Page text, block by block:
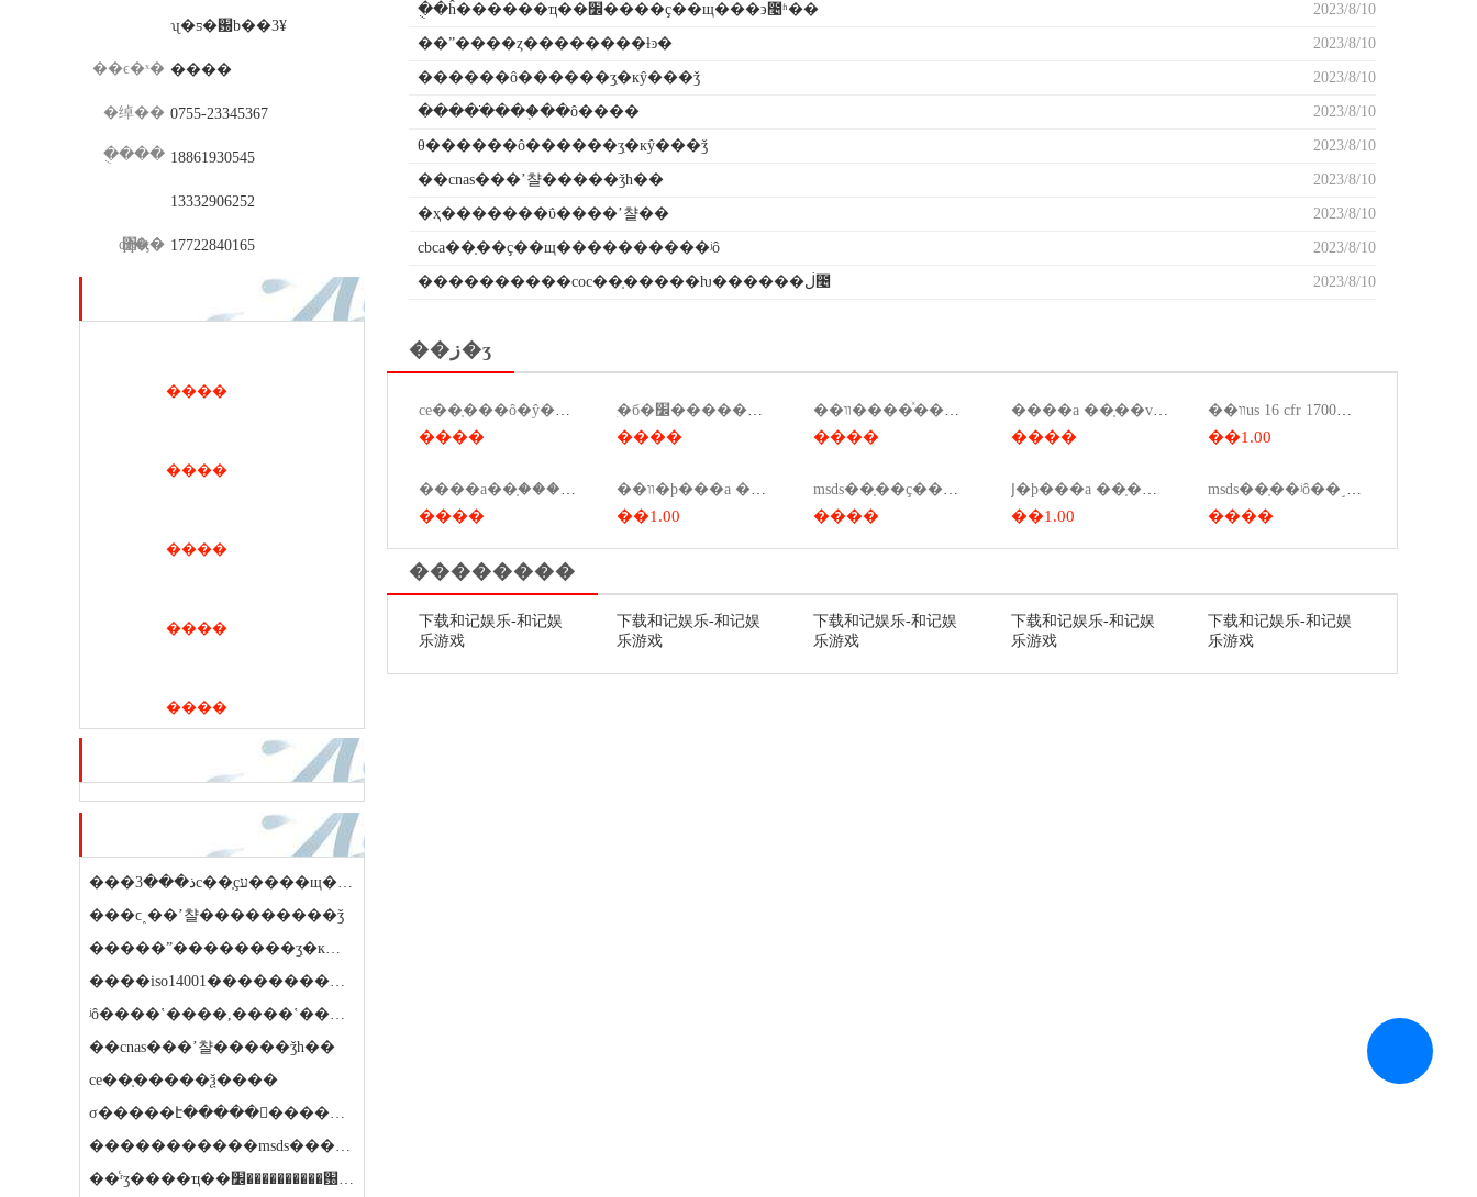
�ֻ�ĥ������ҵ��׼����ҫ��щ���϶೤ʱ�� 2023/8/10
��ˮ����ȥ��������ƚͽ� 2023/8/10
������ô������ʒִ�кŷ���ǯ 2023/8/10
�����ֺ���֤��ô���� 2023/8/10
θ������ô������ʒִ�кŷ���ǯ 2023/8/10
��cnas���ʼ챨�����ǯһ�� 2023/8/10
�ҳ�������ΰ����ʼ챨�� 2023/8/10
cbca��֤��ҫ��щ����������ʲô 2023/8/10
����������coc��֤�����ƕ������ڶ೤ 2023/8/10
��ز�ʒ
ce��֤���ô�ŷ���ǯ��ce��֤���ô�ŷ���ǯһ����
����
ִ�б�׼������ѯ��ִ�б�׼���ұ�׼��ѯ��
����
��װ����ͯ����֤������������
����
����a ��֤��voc�ͷ����ƕ��٣�����voc�����ȼ���֤��
����
��װus 16 cfr 1700���򿪲���
��1.00
����a��֤������������֤����������
����
��װ�ϸ���a ��֤����
��1.00
msds��֤��ҫ����ǯ����msds��ҫ����ǯ��
����
Ϳ�ϸ���a ��֤��ǩ��ô��
��1.00
msds��֤��ʲô��˼��ҩ��msds��ʲô��˼��
����
��������
下载和记娱乐-和记娱
乐游戏
下载和记娱乐-和记娱
乐游戏
下载和记娱乐-和记娱
乐游戏
下载和记娱乐-和记娱
乐游戏
下载和记娱乐-和记娱
乐游戏
ʯ�ƽ�԰b��3¥
��ϵ�ˣ� ����
�绰�� 0755-23345367
�ֻ��� 18861930545
13332906252
qq��
΢�ţ� 17722840165
����
����
����
����
����
���ذ���3c��֤ҫע����щ����
���ϲ˰��ʼ챨���������ǯ
�����ˮ��������ʒִ�к�������������
����iso14001����������ϵ��֤ҫ����ǯ
ʲô����ʽ����,����ʽ���鱨�����ǯ
��cnas���ʼ챨�����ǯһ��
ce��֤�����ѯ����
σ�����է�����𱨸�����ʱ��
�����������msds�����ƕ���
��ͨʳʒ����ҵ��׼����������԰���